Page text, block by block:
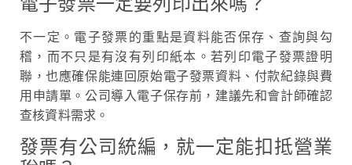
不一定。電子發票的重點是資料能否保存、查詢與勾
稽，而不只是有沒有列印紙本。若列印電子發票證明
聯，也應確保能連回原始電子發票資料、付款紀錄與費
用申請單。公司導入電子保存前，建議先和會計師確認
查核資料需求。
發票有公司統編，就一定能扣抵營業